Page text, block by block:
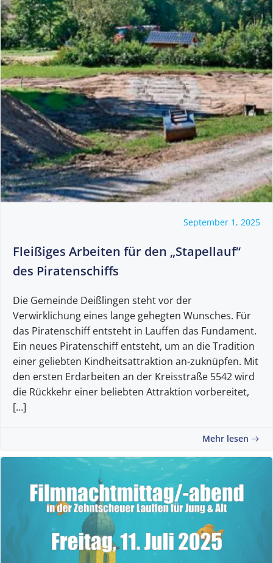
September 1, 2025
Fleißiges Arbeiten für den „Stapellauf“
des Piratenschiffs
Die Gemeinde Deißlingen steht vor der
Verwirklichung eines lange gehegten Wunsches. Für
das Piratenschiff entsteht in Lauffen das Fundament.
Ein neues Piratenschiff entsteht, um an die Tradition
einer geliebten Kindheitsattraktion an-zuknüpfen. Mit
den ersten Erdarbeiten an der Kreisstraße 5542 wird
die Rückkehr einer beliebten Attraktion vorbereitet,
[…]
Mehr lesen